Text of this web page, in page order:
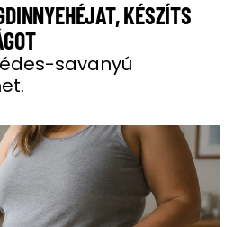
KÉSZÍTS
savanyú